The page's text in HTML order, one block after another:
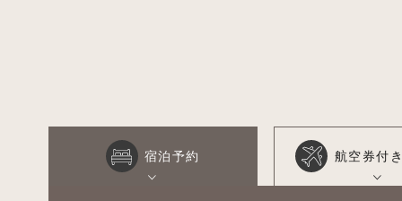
宿泊予約 航空券付